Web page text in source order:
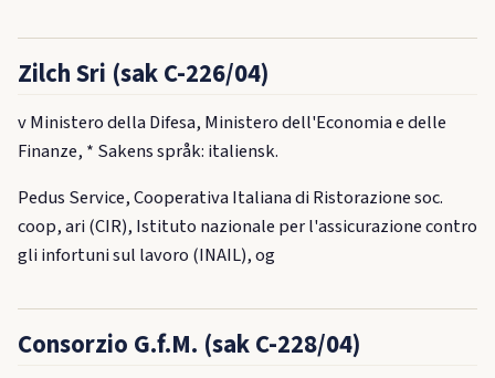
Zilch Sri (sak C-226/04)
v Ministero della Difesa, Ministero dell'Economia e delle
Finanze, * Sakens språk: italiensk.
Pedus Service, Cooperativa Italiana di Ristorazione soc.
coop, ari (CIR), Istituto nazionale per l'assicurazione contro
gli infortuni sul lavoro (INAIL), og
Consorzio G.f.M. (sak C-228/04)